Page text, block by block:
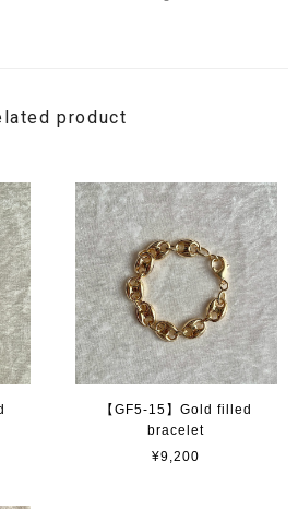
product
【GF5-15】Gold filled
bracelet
¥9,200